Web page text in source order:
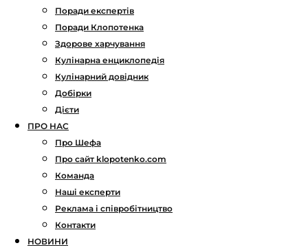
Поради експертів
Поради Клопотенка
Здорове харчування
Кулінарна енциклопедія
Кулінарний довідник
Добірки
Дієти
ПРО НАС
Про Шефа
Про сайт klopotenko.com
Команда
Наші експерти
Реклама і співробітництво
Контакти
НОВИНИ